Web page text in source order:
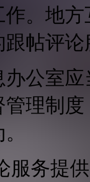
作。地
帖评
公室
理制
服务提